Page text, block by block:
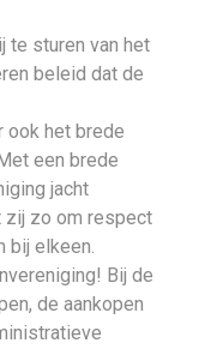
te sturen van het
beleid dat de
ook het brede
een brede
jacht
zij zo om respect
bij elkeen.
Bij de
de aankopen